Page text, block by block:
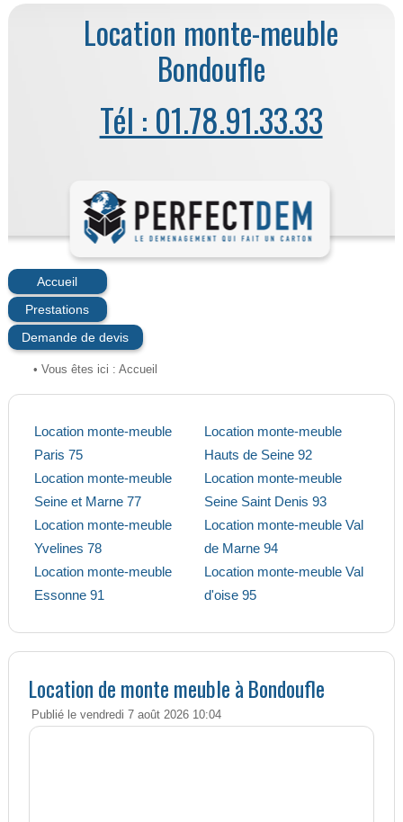
Location monte-meuble
Bondoufle
Tél : 01.78.91.33.33
Accueil
Prestations
Demande de devis
• Vous êtes ici : Accueil
Location monte-meuble
Paris 75
Location monte-meuble
Seine et Marne 77
Location monte-meuble
Yvelines 78
Location monte-meuble
Essonne 91
Location monte-meuble
Hauts de Seine 92
Location monte-meuble
Seine Saint Denis 93
Location monte-meuble Val
de Marne 94
Location monte-meuble Val
d'oise 95
Location de monte meuble à Bondoufle
Publié le vendredi 7 août 2026 10:04